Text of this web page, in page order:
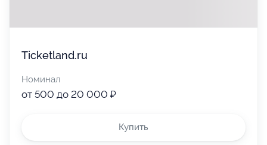
Ticketland.ru
Номинал
от 500 до 20 000 ₽
Купить